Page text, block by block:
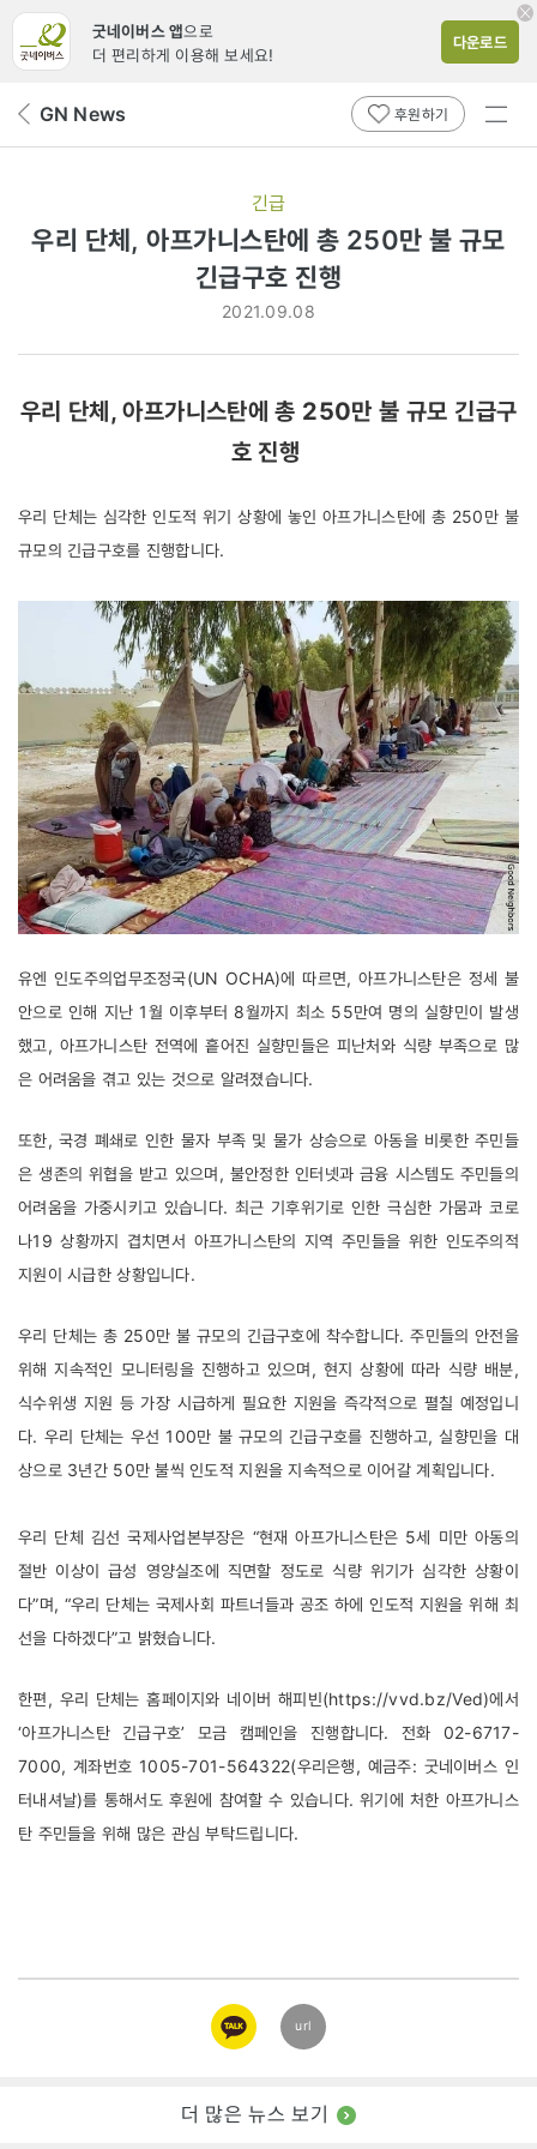
굿네이버스 앱으로
더 편리하게 이용해 보세요!
다운로드
뒤 GN News 후원하기
전체
긴급
우리 단체, 아프가니스탄에 총 250만 불 규모
긴급구호 진행
2021.09.08
우리 단체, 아프가니스탄에 총 250만 불 규모 긴급구
호 진행
우리 단체는 심각한 인도적 위기 상황에 놓인 아프가니스탄에 총 250만 불
규모의 긴급구호를 진행합니다.
유엔 인도주의업무조정국(UN OCHA)에 따르면, 아프가니스탄은 정세 불
안으로 인해 지난 1월 이후부터 8월까지 최소 55만여 명의 실향민이 발생
했고, 아프가니스탄 전역에 흩어진 실향민들은 피난처와 식량 부족으로 많
은 어려움을 겪고 있는 것으로 알려졌습니다.
또한, 국경 폐쇄로 인한 물자 부족 및 물가 상승으로 아동을 비롯한 주민들
은 생존의 위협을 받고 있으며, 불안정한 인터넷과 금융 시스템도 주민들의
어려움을 가중시키고 있습니다. 최근 기후위기로 인한 극심한 가뭄과 코로
나19 상황까지 겹치면서 아프가니스탄의 지역 주민들을 위한 인도주의적
지원이 시급한 상황입니다.
우리 단체는 총 250만 불 규모의 긴급구호에 착수합니다. 주민들의 안전을
위해 지속적인 모니터링을 진행하고 있으며, 현지 상황에 따라 식량 배분,
식수위생 지원 등 가장 시급하게 필요한 지원을 즉각적으로 펼칠 예정입니
다. 우리 단체는 우선 100만 불 규모의 긴급구호를 진행하고, 실향민을 대
상으로 3년간 50만 불씩 인도적 지원을 지속적으로 이어갈 계획입니다.
우리 단체 김선 국제사업본부장은 “현재 아프가니스탄은 5세 미만 아동의
절반 이상이 급성 영양실조에 직면할 정도로 식량 위기가 심각한 상황이
다”며, “우리 단체는 국제사회 파트너들과 공조 하에 인도적 지원을 위해 최
선을 다하겠다”고 밝혔습니다.
한편, 우리 단체는 홈페이지와 네이버 해피빈(https://vvd.bz/Ved)에서
‘아프가니스탄 긴급구호’ 모금 캠페인을 진행합니다. 전화 02-6717-
7000, 계좌번호 1005-701-564322(우리은행, 예금주: 굿네이버스 인
터내셔날)를 통해서도 후원에 참여할 수 있습니다. 위기에 처한 아프가니스
탄 주민들을 위해 많은 관심 부탁드립니다.
카카오
링크
url
더 많은 뉴스 보기